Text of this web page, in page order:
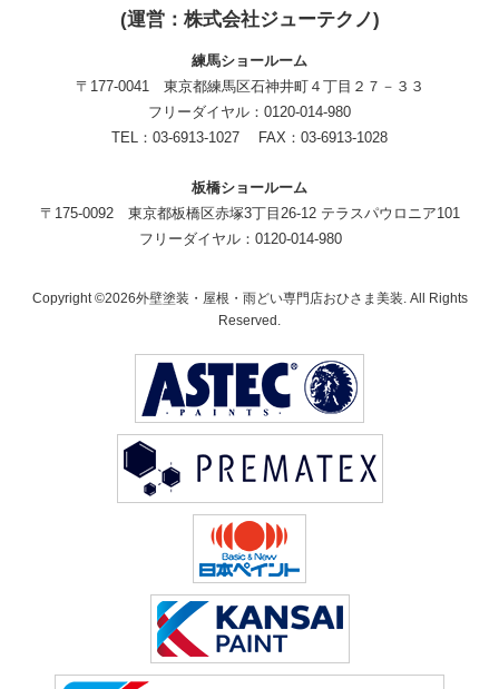
(運営：株式会社ジューテクノ)
練馬ショールーム
〒177-0041 東京都練馬区石神井町４丁目２７－３３
フリーダイヤル：0120-014-980
TEL：03-6913-1027 FAX：03-6913-1028
板橋ショールーム
〒175-0092 東京都板橋区赤塚3丁目26-12 テラスパウロニア101
フリーダイヤル：0120-014-980
Copyright ©2026外壁塗装・屋根・雨どい専門店おひさま美装. All Rights
Reserved.